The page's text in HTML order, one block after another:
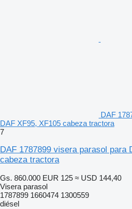
DAF
DAF XF95, XF105 cabeza tractora
7
DAF 1787899 visera parasol para
cabeza tractora
Gs. 860.000 EUR 125 ≈ USD 144,40
Visera parasol
1787899 1660474 1300559
diésel